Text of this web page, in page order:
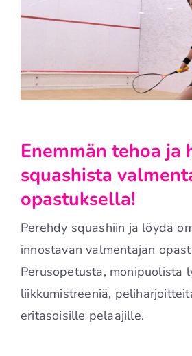
Enemmän tehoa ja
squashista
opastuksella!
Perehdy squashiin ja löydä
innostavan valmentajan
Perusopetusta, monipuolista
liikkumistreeniä,
eritasoisille pelaajille.